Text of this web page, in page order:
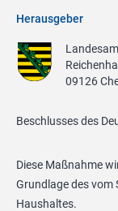
Herausgeber
09126
Beschlusses des
Diese Maßnahme
Grundlage des vom
Haushaltes.